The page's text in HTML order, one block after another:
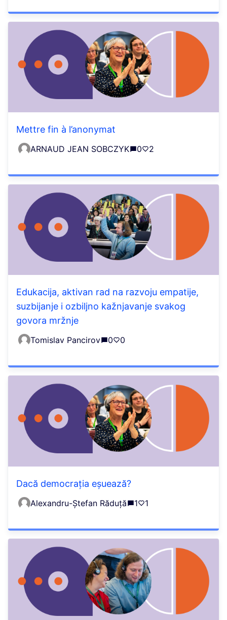
Mettre fin à l’anonymat
ARNAUD JEAN SOBCZYK 0 2
Edukacija, aktivan rad na razvoju empatije,
suzbijanje i ozbiljno kažnjavanje svakog
govora mržnje
Tomislav Pancirov 0 0
Dacă democrația eșuează?
Alexandru-Ștefan Răduță 1 1